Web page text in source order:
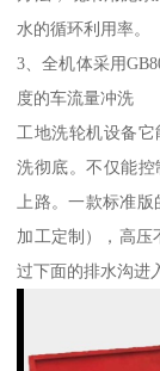
水的循环利用率。
3、全机体采用
度的车流量冲洗
工地洗轮机设备
洗彻底。不仅能
上路。一款标准
加工定制），高压
过下面的排水沟进